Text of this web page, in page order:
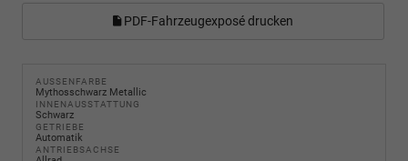
PDF-Fahrzeugexposé drucken
AUSSENFARBE
Mythosschwarz Metallic
INNENAUSSTATTUNG
Schwarz
GETRIEBE
Automatik
ANTRIEBSACHSE